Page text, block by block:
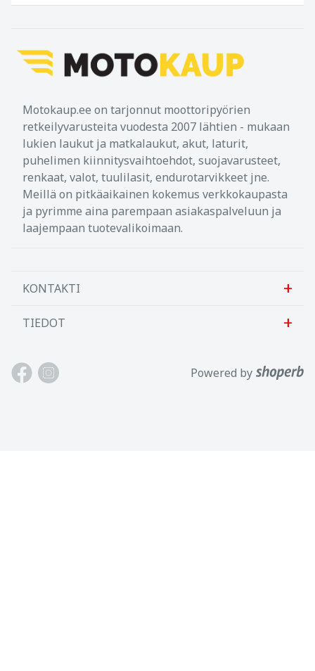
Motokaup.ee on tarjonnut moottoripyörien
retkeilyvarusteita vuodesta 2007 lähtien - mukaan
lukien laukut ja matkalaukut, akut, laturit,
puhelimen kiinnitysvaihtoehdot, suojavarusteet,
renkaat, valot, tuulilasit, endurotarvikkeet jne.
Meillä on pitkäaikainen kokemus verkkokaupasta
ja pyrimme aina parempaan asiakaspalveluun ja
laajempaan tuotevalikoimaan.
KONTAKTI
Sanlab OÜ
Harjumaa, 75312, Viro
TIEDOT
Meistä
Ota meihin yhteyttä
Powered by